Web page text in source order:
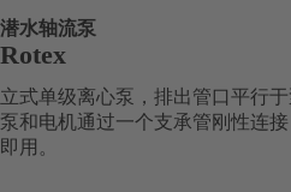
潜水轴流泵
Rotex
立式单级离心泵，排出管口平行
泵和电机通过一个支承管刚性连
即用。